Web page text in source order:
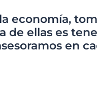
economía,
de ellas es
en